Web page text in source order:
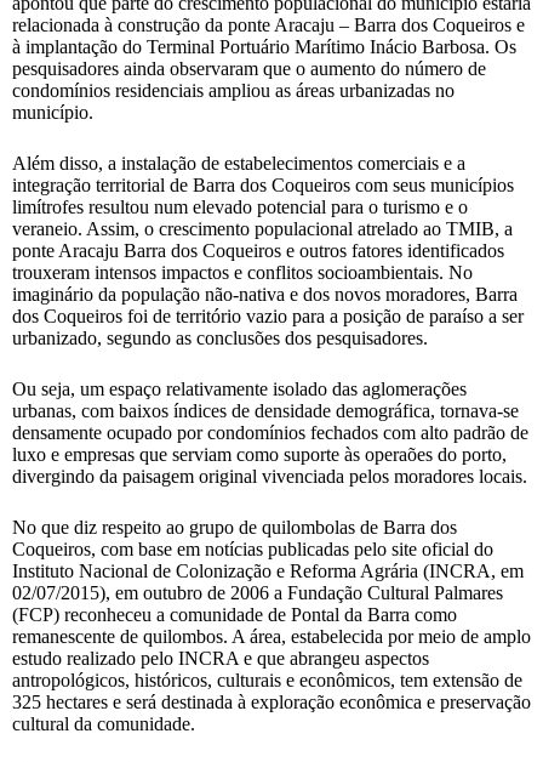
relacionada à construção da ponte Aracaju – Barra dos Coqueiros e
à implantação do Terminal Portuário Marítimo Inácio Barbosa. Os
pesquisadores ainda observaram que o aumento do número de
condomínios residenciais ampliou as áreas urbanizadas no
município.
Além disso, a instalação de estabelecimentos comerciais e a
integração territorial de Barra dos Coqueiros com seus municípios
limítrofes resultou num elevado potencial para o turismo e o
veraneio. Assim, o crescimento populacional atrelado ao TMIB, a
ponte Aracaju Barra dos Coqueiros e outros fatores identificados
trouxeram intensos impactos e conflitos socioambientais. No
imaginário da população não-nativa e dos novos moradores, Barra
dos Coqueiros foi de território vazio para a posição de paraíso a ser
urbanizado, segundo as conclusões dos pesquisadores.
Ou seja, um espaço relativamente isolado das aglomerações
urbanas, com baixos índices de densidade demográfica, tornava-se
densamente ocupado por condomínios fechados com alto padrão de
luxo e empresas que serviam como suporte às operaões do porto,
divergindo da paisagem original vivenciada pelos moradores locais.
No que diz respeito ao grupo de quilombolas de Barra dos
Coqueiros, com base em notícias publicadas pelo site oficial do
Instituto Nacional de Colonização e Reforma Agrária (INCRA, em
02/07/2015), em outubro de 2006 a Fundação Cultural Palmares
(FCP) reconheceu a comunidade de Pontal da Barra como
remanescente de quilombos. A área, estabelecida por meio de amplo
estudo realizado pelo INCRA e que abrangeu aspectos
antropológicos, históricos, culturais e econômicos, tem extensão de
325 hectares e será destinada à exploração econômica e preservação
cultural da comunidade.